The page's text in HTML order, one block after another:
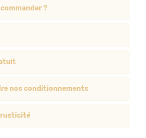
?
nos conditionnements
rusticité